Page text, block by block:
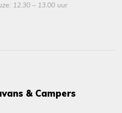
12.30 – 13.00 uur
& Campers